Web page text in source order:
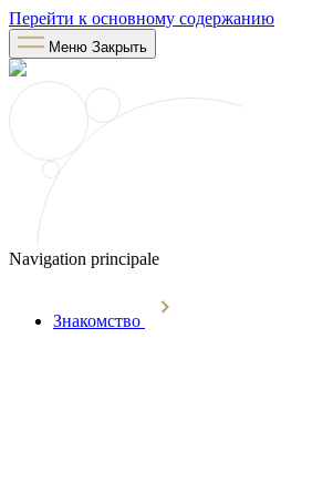
Перейти к основному содержанию
Меню Закрыть
Navigation principale
Знакомство